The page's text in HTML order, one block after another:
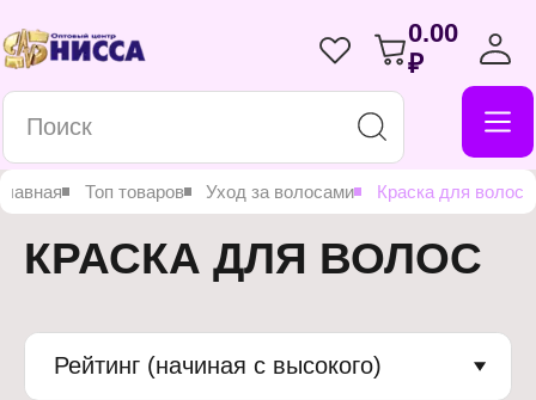
0.00
₽
Топ товаров Уход за волосами Краска для волос
КРАСКА ДЛЯ ВОЛОС
Рейтинг (начиная с высокого)